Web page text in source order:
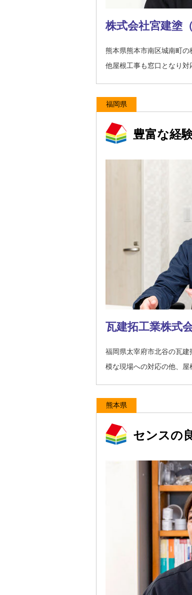
株式会社宮建塗
熊本県熊本市南区城南町
他屋根工事も窓口となり対
福岡県
豊富な経
瓦建拓工業株式
福岡県太宰府市北谷の瓦
模な現場への対応の他、屋
熊本県
センスの